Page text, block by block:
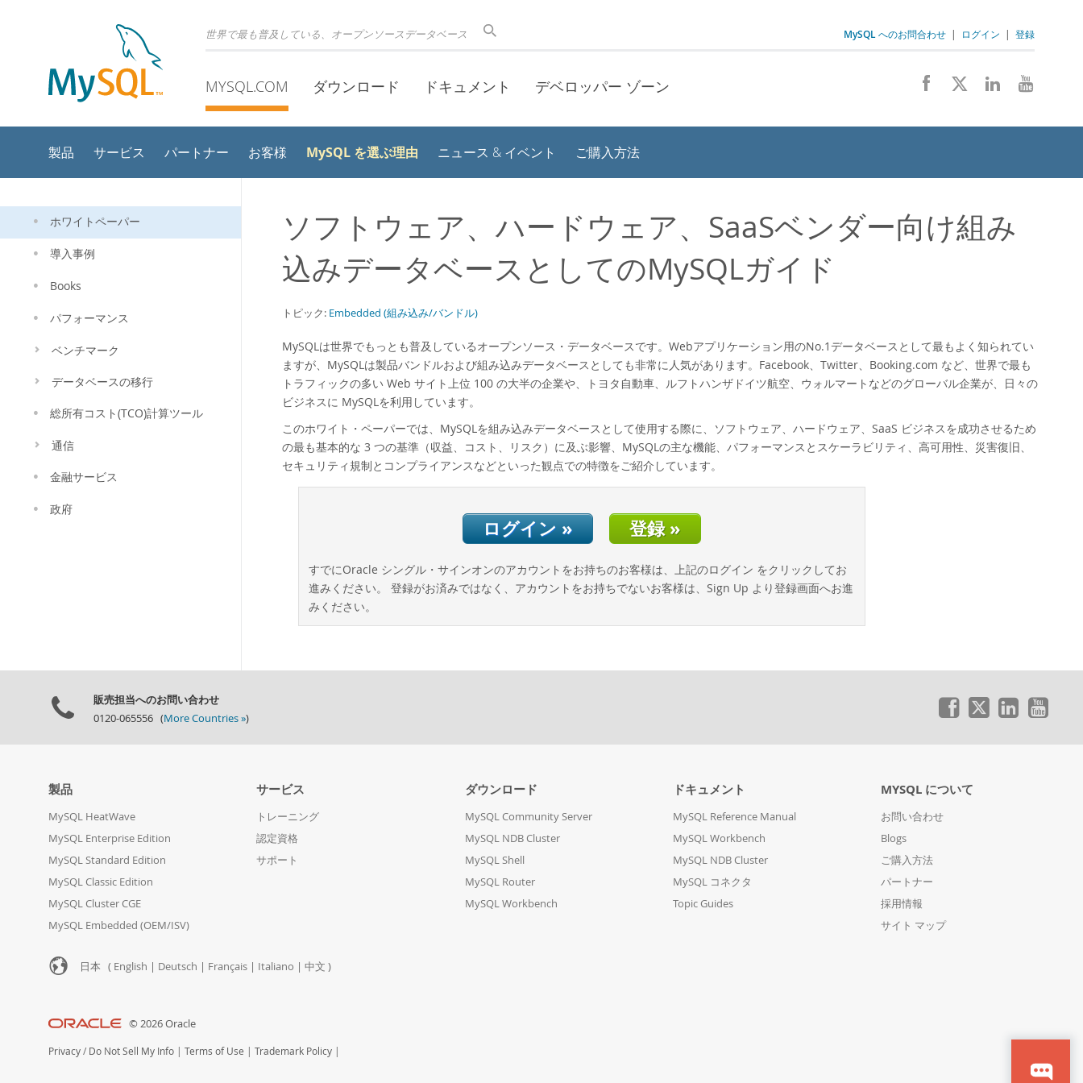
世界で最も普及している、オープンソースデータベース MySQL へのお問合わせ | ログイン | 登録
MYSQL.COM ダウンロード ドキュメント デベロッパー ゾーン
製品 サービス パートナー お客様 MySQL を選ぶ理由 ニュース & イベント ご購入方法
ホワイトペーパー
導入事例
Books
パフォーマンス
ベンチマーク
データベースの移行
総所有コスト(TCO)計算ツール
通信
金融サービス
政府
ソフトウェア、ハードウェア、SaaSベンダー向け組み
込みデータベースとしてのMySQLガイド
トピック: Embedded (組み込み/バンドル)
MySQLは世界でもっとも普及しているオープンソース・データベースです。Webアプリケーション用のNo.1データベースとして最もよく知られてい
ますが、MySQLは製品バンドルおよび組み込みデータベースとしても非常に人気があります。Facebook、Twitter、Booking.com など、世界で最も
トラフィックの多い Web サイト上位 100 の大半の企業や、トヨタ自動車、ルフトハンザドイツ航空、ウォルマートなどのグローバル企業が、日々の
ビジネスに MySQLを利用しています。
このホワイト・ペーパーでは、MySQLを組み込みデータベースとして使用する際に、ソフトウェア、ハードウェア、SaaS ビジネスを成功させるため
の最も基本的な 3 つの基準（収益、コスト、リスク）に及ぶ影響、MySQLの主な機能、パフォーマンスとスケーラビリティ、高可用性、災害復旧、
セキュリティ規制とコンプライアンスなどといった観点での特徴をご紹介しています。
ログイン » 登録 »
すでにOracle シングル・サインオンのアカウントをお持ちのお客様は、上記のログイン をクリックしてお
進みください。 登録がお済みではなく、アカウントをお持ちでないお客様は、Sign Up より登録画面へお進
みください。
販売担当へのお問い合わせ
0120-065556 (More Countries »)
製品
MySQL HeatWave
MySQL Enterprise Edition
MySQL Standard Edition
MySQL Classic Edition
MySQL Cluster CGE
MySQL Embedded (OEM/ISV)
サービス
トレーニング
認定資格
サポート
ダウンロード
MySQL Community Server
MySQL NDB Cluster
MySQL Shell
MySQL Router
MySQL Workbench
ドキュメント
MySQL Reference Manual
MySQL Workbench
MySQL NDB Cluster
MySQL コネクタ
Topic Guides
MYSQL について
お問い合わせ
Blogs
ご購入方法
パートナー
採用情報
サイト マップ
日本 ( English | Deutsch | Français | Italiano | 中文 )
© 2026 Oracle
Privacy / Do Not Sell My Info | Terms of Use | Trademark Policy |